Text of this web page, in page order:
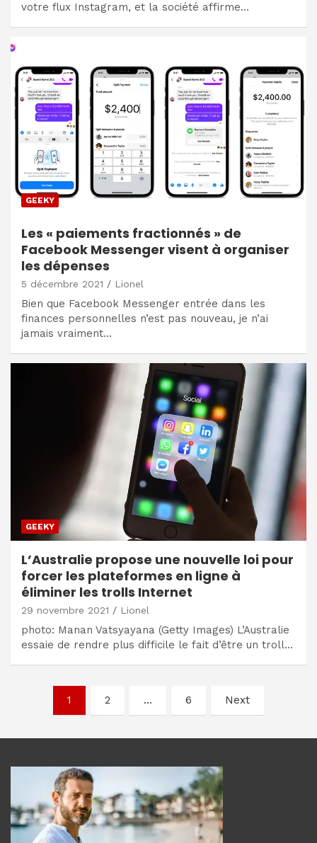
votre flux Instagram, et la société affirme…
GEEKY
Les « paiements fractionnés » de
Facebook Messenger visent à organiser
les dépenses
5 décembre 2021 Lionel
Bien que Facebook Messenger entrée dans les
finances personnelles n’est pas nouveau, je n’ai
jamais vraiment…
GEEKY
L’Australie propose une nouvelle loi pour
forcer les plateformes en ligne à
éliminer les trolls Internet
29 novembre 2021 Lionel
photo: Manan Vatsyayana (Getty Images) L’Australie
essaie de rendre plus difficile le fait d’être un troll…
Navigation
articles
1 2 … 6 Next